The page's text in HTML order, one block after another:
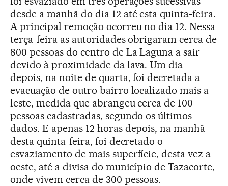
desde a manhã do dia 12 até esta quinta-feira.
A principal remoção ocorreu no dia 12. Nessa
terça-feira as autoridades obrigaram cerca de
800 pessoas do centro de La Laguna a sair
devido à proximidade da lava. Um dia
depois, na noite de quarta, foi decretada a
evacuação de outro bairro localizado mais a
leste, medida que abrangeu cerca de 100
pessoas cadastradas, segundo os últimos
dados. E apenas 12 horas depois, na manhã
desta quinta-feira, foi decretado o
esvaziamento de mais superfície, desta vez a
oeste, até a divisa do município de Tazacorte,
onde vivem cerca de 300 pessoas.